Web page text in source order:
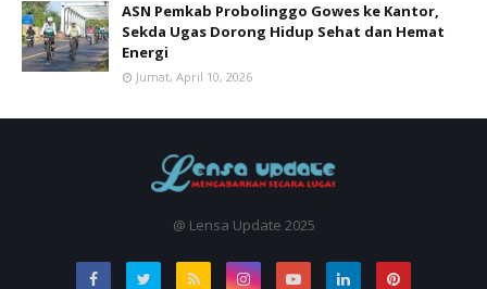
ASN Pemkab Probolinggo Gowes ke Kantor,
Sekda Ugas Dorong Hidup Sehat dan Hemat
Energi
Jumat, April 10, 2026
@ Lensa Update 2025